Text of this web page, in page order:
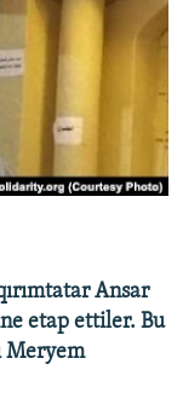
Ansar
etap ettiler. Bu
Meryem